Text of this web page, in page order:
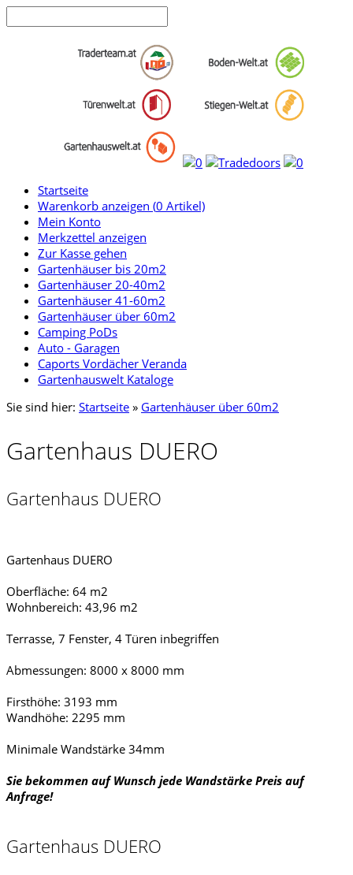
Startseite
Warenkorb anzeigen (0 Artikel)
Mein Konto
Merkzettel anzeigen
Zur Kasse gehen
Gartenhäuser bis 20m2
Gartenhäuser 20-40m2
Gartenhäuser 41-60m2
Gartenhäuser über 60m2
Camping PoDs
Auto - Garagen
Caports Vordächer Veranda
Gartenhauswelt Kataloge
Sie sind hier: Startseite » Gartenhäuser über 60m2
Gartenhaus DUERO
Gartenhaus DUERO
Gartenhaus DUERO
Oberfläche: 64 m2
Wohnbereich: 43,96 m2
Terrasse, 7 Fenster, 4 Türen inbegriffen
Abmessungen: 8000 x 8000 mm
Firsthöhe: 3193 mm
Wandhöhe: 2295 mm
Minimale Wandstärke 34mm
Sie bekommen auf Wunsch jede Wandstärke Preis auf
Anfrage!
Gartenhaus DUERO